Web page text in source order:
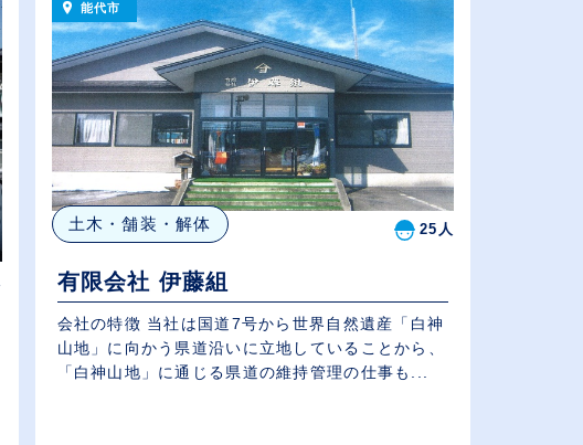
能代市
土木・舗装・解体 25人
有限会社 伊藤組
会社の特徴 当社は国道7号から世界自然遺産「白神
山地」に向かう県道沿いに立地していることから、
「白神山地」に通じる県道の維持管理の仕事も...